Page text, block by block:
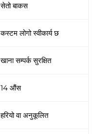
सेतो बाकस
कस्टम लोगो स्वीकार्य छ
खाना सम्पर्क सुरक्षित
14 औंस
हरियो वा अनुकूलित